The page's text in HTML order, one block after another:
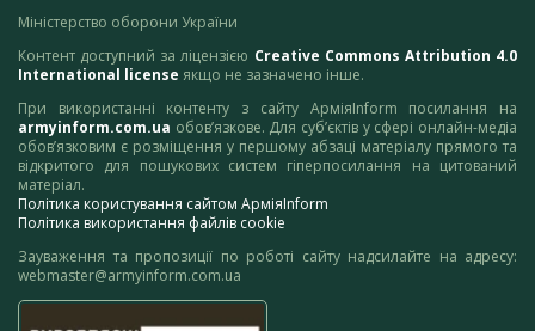
Міністерство оборони України
Контент доступний за ліцензією Creative Commons Attribution 4.0
International license якщо не зазначено інше.
При використанні контенту з сайту АрміяInform посилання на
armyinform.com.ua обов’язкове. Для суб’єктів у сфері онлайн-медіа
обов’язковим є розміщення у першому абзаці матеріалу прямого та
відкритого для пошукових систем гіперпосилання на цитований
матеріал.
Політика користування сайтом АрміяInform
Політика використання файлів cookie
Зауваження та пропозиції по роботі сайту надсилайте на адресу:
webmaster@armyinform.com.ua